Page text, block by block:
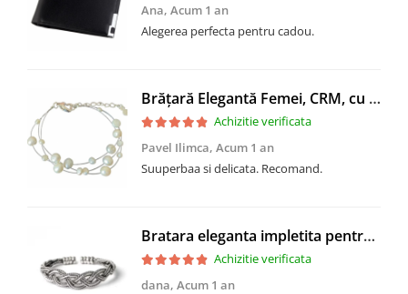
Ana, Acum 1 an
Alegerea perfecta pentru cadou.
Brățară Elegantă Femei, CRM, cu 3 Straturi de Perle Baroc, 19 cm
Achizitie verificata
Pavel Ilimca, Acum 1 an
Suuperbaa si delicata. Recomand.
Bratara eleganta impletita pentru femei, CRM, model semirigid, deschis, argintiu
Achizitie verificata
dana, Acum 1 an